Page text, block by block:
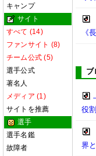
キャンプ
サイト
すべて (14)
ファンサイト (8)
チーム公式 (5)
選手公式
著名人
メディア (1)
サイトを推薦
選手
選手名鑑
故障者
《
ブ
役割
界